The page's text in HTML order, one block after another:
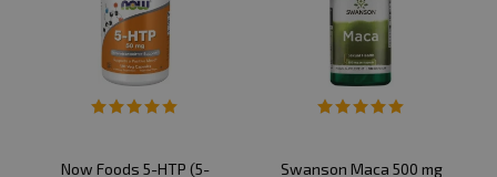
Now Foods 5-HTP (5-
Swanson Maca 500 mg